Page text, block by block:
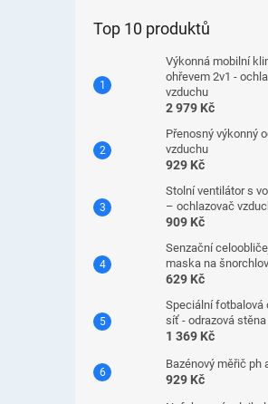
Top 10 produktů
Výkonná mobilní
ohřevem 2v1 -
vzduchu
2 979 Kč
Přenosný výkonný
vzduchu
929 Kč
Stolní ventilátor s
– ochlazovač
909 Kč
Senzační
maska ​​na
629 Kč
Speciální fotbalová
síť - odrazová stěna
1 369 Kč
Bazénový měřič ph
929 Kč